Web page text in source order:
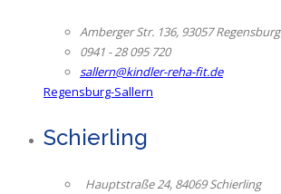
Amberger Str. 136, 93057 Regensburg
0941 - 28 095 720
sallern@kindler-reha-fit.de
Regensburg-Sallern
Schierling
Hauptstraße 24, 84069 Schierling